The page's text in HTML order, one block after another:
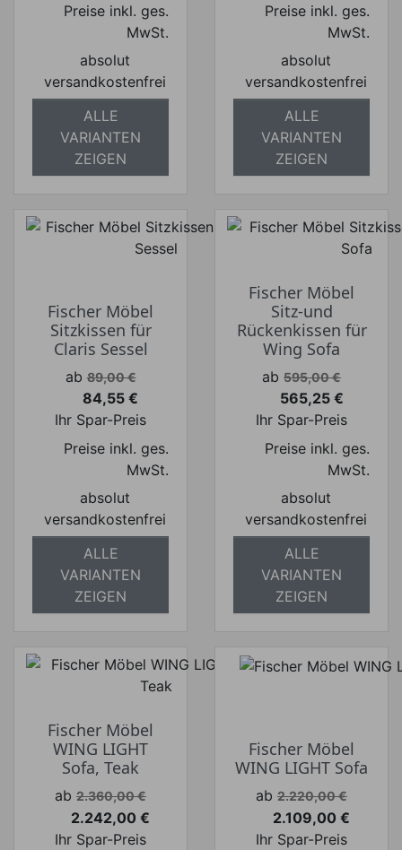
Preise inkl. ges.
MwSt.
absolut
versandkostenfrei
ALLE
VARIANTEN
ZEIGEN
Preise inkl. ges.
MwSt.
absolut
versandkostenfrei
ALLE
VARIANTEN
ZEIGEN
Fischer Möbel
Sitzkissen für
Claris Sessel
Verkaufspreis
ab 89,00 €
Preis
84,55 €
Ihr Spar-Preis
Preise inkl. ges.
MwSt.
absolut
versandkostenfrei
ALLE
VARIANTEN
ZEIGEN
Fischer Möbel
Sitz-und
Rückenkissen für
Wing Sofa
Verkaufspreis
ab 595,00 €
Preis
565,25 €
Ihr Spar-Preis
Preise inkl. ges.
MwSt.
absolut
versandkostenfrei
ALLE
VARIANTEN
ZEIGEN
Fischer Möbel
WING LIGHT
Sofa, Teak
Verkaufspreis
ab 2.360,00 €
Preis
2.242,00 €
Ihr Spar-Preis
Fischer Möbel
WING LIGHT Sofa
Verkaufspreis
ab 2.220,00 €
Preis
2.109,00 €
Ihr Spar-Preis